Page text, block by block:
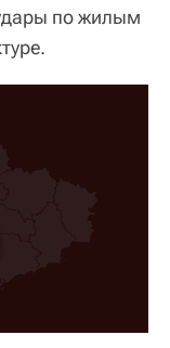
по жилым